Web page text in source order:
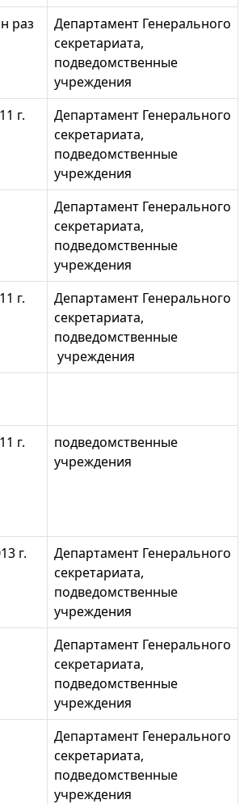
раз
Департамент Генерального
секретариата,
подведомственные
учреждения
г.
Департамент Генерального
секретариата,
подведомственные
учреждения
Департамент Генерального
секретариата,
подведомственные
учреждения
г.
Департамент Генерального
секретариата,
подведомственные
учреждения
г.
подведомственные
учреждения
г.
Департамент Генерального
секретариата,
подведомственные
учреждения
Департамент Генерального
секретариата,
подведомственные
учреждения
Департамент Генерального
секретариата,
подведомственные
учреждения